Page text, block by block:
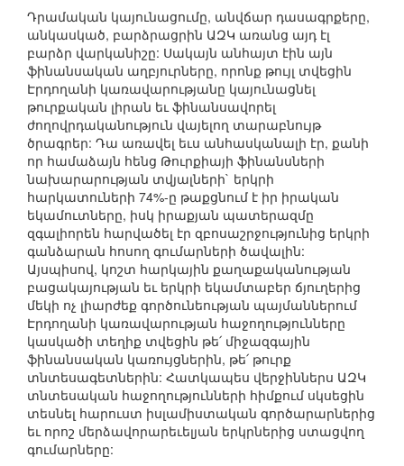
Դրամական կայունացումը, անվճար դասագրքերը,
անկասկած, բարձրացրին ԱԶԿ առանց այդ էլ
բարձր վարկանիշը: Սակայն անհայտ էին այն
ֆինանսական աղբյուրները, որոնք թույլ տվեցին
Էրդողանի կառավարությանը կայունացնել
թուրքական լիրան եւ ֆինանսավորել
ժողովրդականություն վայելող տարաբնույթ
ծրագրեր: Դա առավել եւս անհասկանալի էր, քանի
որ համաձայն հենց Թուրքիայի ֆինանսների
նախարարության տվյալների` երկրի
հարկատուների 74%-ը թաքցնում է իր իրական
եկամուտները, իսկ իրաքյան պատերազմը
զգալիորեն հարվածել էր զբոսաշրջությունից երկրի
գանձարան հոսող գումարների ծավալին:
Այսպիսով, կոշտ հարկային քաղաքականության
բացակայության եւ երկրի եկամտաբեր ճյուղերից
մեկի ոչ լիարժեք գործունեության պայմաններում
Էրդողանի կառավարության հաջողությունները
կասկածի տեղիք տվեցին թե՛ միջազգային
ֆինանսական կառույցներին, թե՛ թուրք
տնտեսագետներին: Հատկապես վերջիններս ԱԶԿ
տնտեսական հաջողությունների հիմքում սկսեցին
տեսնել հարուստ իսլամիստական գործարարներից
եւ որոշ մերձավորարեւելյան երկրներից ստացվող
գումարները: